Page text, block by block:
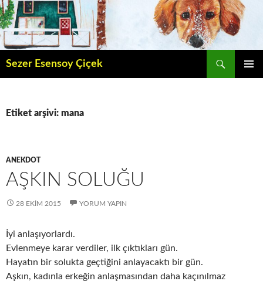
İçeriğe
atla
Sezer Esensoy Çiçek
Etiket arşivi: mana
ANEKDOT
AŞKIN SOLUĞU
28 EKIM 2015 YORUM YAPIN
İyi anlaşıyorlardı.
Evlenmeye karar verdiler, ilk çıktıkları gün.
Hayatın bir solukta geçtiğini anlayacaktı bir gün.
Aşkın, kadınla erkeğin anlaşmasından daha kaçınılmaz